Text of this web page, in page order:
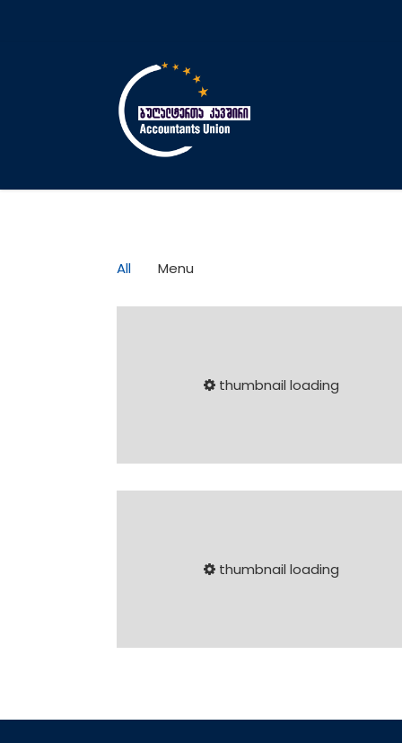
All Menu
thumbnail loading
thumbnail loading